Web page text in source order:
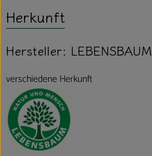
Herkunft
Hersteller: LEBENSBAUM
verschiedene Herkunft